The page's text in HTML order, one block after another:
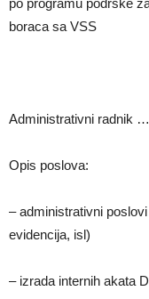
boraca sa VSS
Administrativni
Opis poslova:
– administrativni
evidencija, isl)
– izrada internih akata